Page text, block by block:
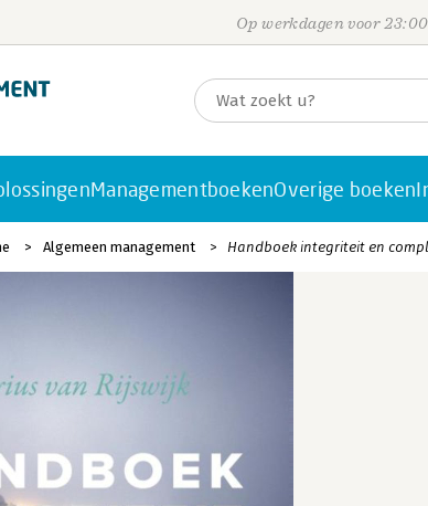
Op werkdagen voor
ManagementboekenOverige boeken
Algemeen management Handboek integriteit en